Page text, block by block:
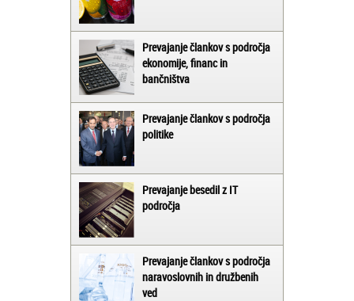
Prevajanje člankov s področja
ekonomije, financ in
bančništva
Prevajanje člankov s področja
politike
Prevajanje besedil z IT
področja
Prevajanje člankov s področja
naravoslovnih in družbenih
ved